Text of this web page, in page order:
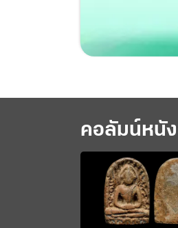
คอลัมน์หนั